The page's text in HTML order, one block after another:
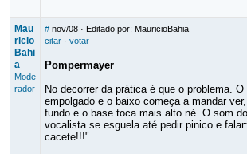
Mau
ricio
Bahi
a
Mode
rador
# nov/08· Editado por: MauricioBahia
citar· votar
Pompermayer
No decorrer da prática é que o problema.
empolgado e o baixo começa a mandar
fundo e o base toca mais alto né. O som
vocalista se esguela até pedir pinico e
cacete!!!".